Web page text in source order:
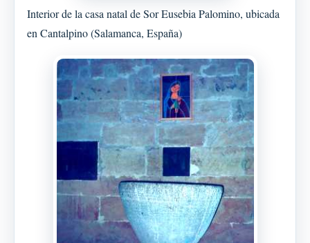
Interior de la casa natal de Sor Eusebia Palomino, ubicada
en Cantalpino (Salamanca, España)